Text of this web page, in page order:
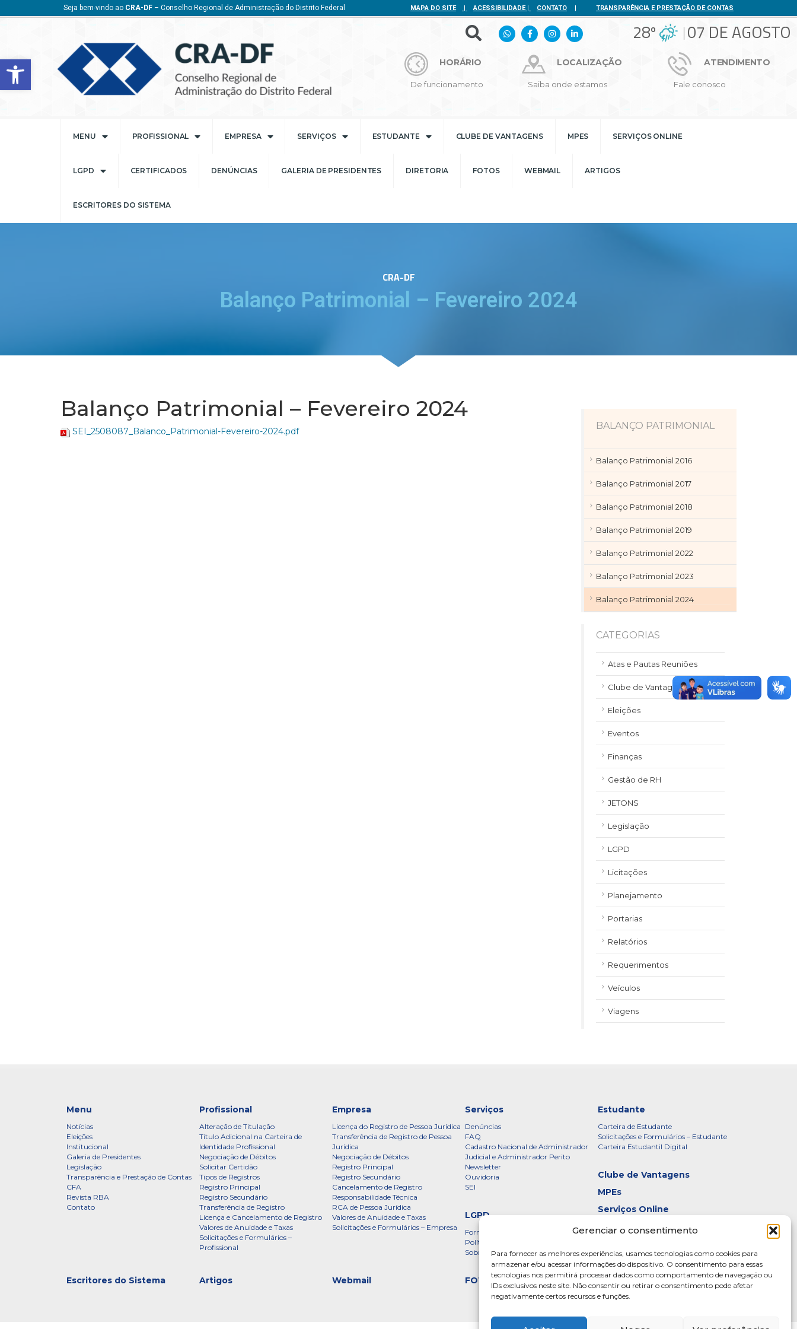
Barra de Ferramentas Aberta
Gerenciar o consentimento
Para fornecer as melhores experiências, usamos tecnologias como cookies para
armazenar e/ou acessar informações do dispositivo. O consentimento para essas
tecnologias nos permitirá processar dados como comportamento de navegação ou
IDs exclusivos neste site. Não consentir ou retirar o consentimento pode afetar
negativamente certos recursos e funções.
Seja bem-vindo ao CRA-DF – Conselho Regional de Administração do Distrito Federal MAPA DO SITE | ACESSIBILIDADE| CONTATO | TRANSPARÊNCIA E PRESTAÇÃO DE CONTAS
28º 07 DE AGOSTO
HORÁRIO
De funcionamento
LOCALIZAÇÃO
Saiba onde estamos
ATENDIMENTO
Fale conosco
MENU PROFISSIONAL EMPRESA SERVIÇOS ESTUDANTE CLUBE DE VANTAGENS MPES SERVIÇOS ONLINE
LGPD CERTIFICADOS DENÚNCIAS GALERIA DE PRESIDENTES DIRETORIA FOTOS WEBMAIL ARTIGOS
ESCRITORES DO SISTEMA
CRA-DF
Balanço Patrimonial – Fevereiro 2024
Balanço Patrimonial – Fevereiro 2024
SEI_2508087_Balanco_Patrimonial-Fevereiro-2024.pdf BALANÇO PATRIMONIAL
Balanço Patrimonial 2016
Balanço Patrimonial 2017
Balanço Patrimonial 2018
Balanço Patrimonial 2019
Balanço Patrimonial 2022
Balanço Patrimonial 2023
Balanço Patrimonial 2024
CATEGORIAS
Atas e Pautas Reuniões
Clube de Vantagens
Eleições
Eventos
Finanças
Gestão de RH
JETONS
Legislação
LGPD
Licitações
Planejamento
Portarias
Relatórios
Requerimentos
Veículos
Viagens
Menu
Notícias
Eleições
Institucional
Galeria de Presidentes
Legislação
Transparência e Prestação de Contas
CFA
Revista RBA
Contato
Profissional
Alteração de Titulação
Título Adicional na Carteira de
Identidade Profissional
Negociação de Débitos
Solicitar Certidão
Tipos de Registros
Registro Principal
Registro Secundário
Transferência de Registro
Licença e Cancelamento de Registro
Valores de Anuidade e Taxas
Solicitações e Formulários –
Profissional
Empresa
Licença do Registro de Pessoa Jurídica
Transferência de Registro de Pessoa
Jurídica
Negociação de Débitos
Registro Principal
Registro Secundário
Cancelamento de Registro
Responsabilidade Técnica
RCA de Pessoa Jurídica
Valores de Anuidade e Taxas
Solicitações e Formulários – Empresa
Serviços
Denúncias
FAQ
Cadastro Nacional de Administrador
Judicial e Administrador Perito
Newsletter
Ouvidoria
SEI
Estudante
Carteira de Estudante
Solicitações e Formulários – Estudante
Carteira Estudantil Digital
Clube de Vantagens
MPEs
Serviços Online
LGPD
Formulário
Política de Privacidade – CRADF
Sobre a LGPD
Certificados
Galeria de Presidentes
Diretoria
FOTOS
Webmail
Artigos
Escritores do Sistema